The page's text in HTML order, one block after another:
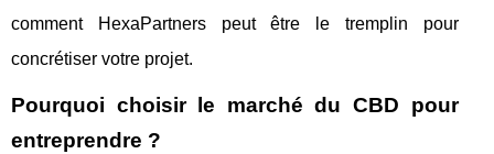
comment HexaPartners peut être le tremplin pour
concrétiser votre projet.
Pourquoi choisir le marché du CBD pour
entreprendre ?